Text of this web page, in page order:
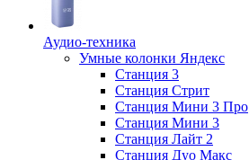
Аудио-техника
Умные колонки Яндекс
Станция 3
Станция Стрит
Станция Мини 3 Про
Станция Мини 3
Станция Лайт 2
Станция Дуо Макс